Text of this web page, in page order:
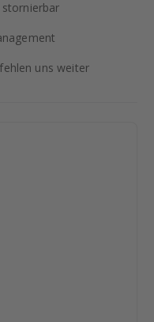
uns weiter